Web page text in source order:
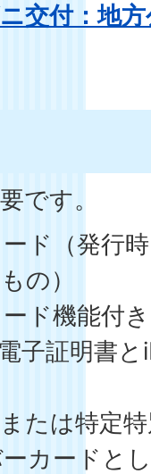
交付：地
です。
ド（発行
の）
ド機能付
子証明書
たは特定
カードと